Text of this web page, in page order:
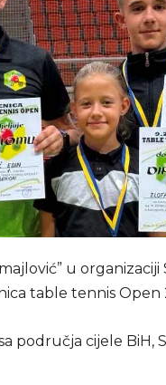
u organizaciji
table tennis Open
područja cijele BiH,